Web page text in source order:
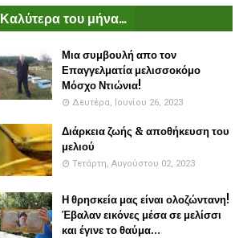
Καλύτερα του μήνα...
Μια συμβουλή απο τον
Επαγγελματία μελισσοκόμο
Μόσχο Ντιώνια!
Δευτέρα, Ιουνίου 26, 2023
Διάρκεια ζωής & αποθήκευση του
μελιού
Τετάρτη, Αυγούστου 02, 2023
Η θρησκεία μας είναι ολοζώντανη!
Έβαλαν εικόνες μέσα σε μελίσσι
και έγινε το θαύμα...